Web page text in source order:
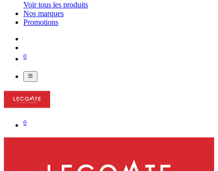
Voir tous les produits
Nos marques
Promotions
0
0